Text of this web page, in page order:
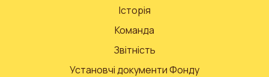
Історія
Команда
Звітність
Установчі документи Фонду